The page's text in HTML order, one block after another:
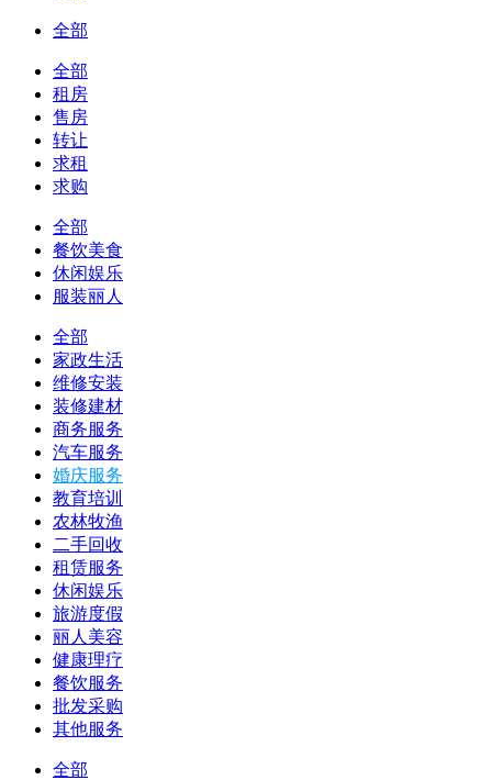
全部
全部
租房
售房
转让
求租
求购
全部
餐饮美食
休闲娱乐
服装丽人
全部
家政生活
维修安装
装修建材
商务服务
汽车服务
婚庆服务
教育培训
农林牧渔
二手回收
租赁服务
休闲娱乐
旅游度假
丽人美容
健康理疗
餐饮服务
批发采购
其他服务
全部